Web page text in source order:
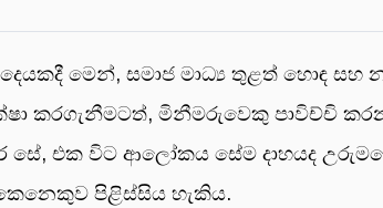
මෙන්, සමාජ මාධ්‍ය තුළත් හොඳ
කරගැනීමටත්, මිනීමරුවෙකු පාවිච්චි
සේ, එක විට ආලෝකය සේම දාහයද
පිළිස්සිය හැකිය.